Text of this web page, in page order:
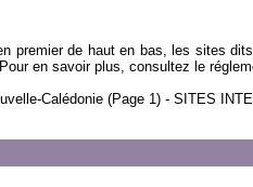
premier de haut en bas, les sites
en savoir plus, consultez le
Calédonie (Page 1) - SITES